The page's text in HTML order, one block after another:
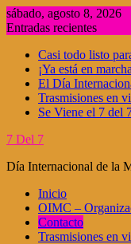
Saltar
al
sábado, agosto 8, 2026
Entradas recientes
Casi todo listo
¡Ya está en
El Día
Trasmisiones en
Se Viene el 7 del
7 Del 7
Día Internacional de la
Inicio
OIMC –
Contacto
Trasmisiones en